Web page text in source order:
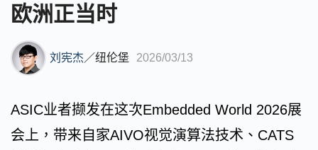
欧洲正当时
刘宪杰／纽伦堡 2026/03/13
ASIC业者撷发在这次Embedded World 2026展
会上，带来自家AIVO视觉演算法技术、CATS